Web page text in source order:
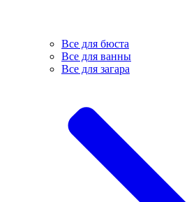
Все для бюста
Все для ванны
Все для загара